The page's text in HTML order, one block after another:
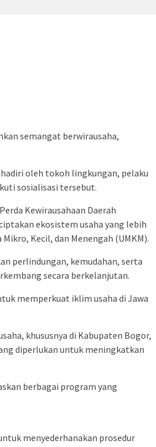
semangat berwirausaha,
oleh tokoh lingkungan, pelaku
sosialisasi tersebut.
Kewirausahaan Daerah
ekosistem usaha yang lebih
Kecil, dan Menengah (UMKM).
perlindungan, kemudahan, serta
secara berkelanjutan.
memperkuat iklim usaha di Jawa
khususnya di Kabupaten Bogor,
diperlukan untuk meningkatkan
berbagai program yang
menyederhanakan prosedur